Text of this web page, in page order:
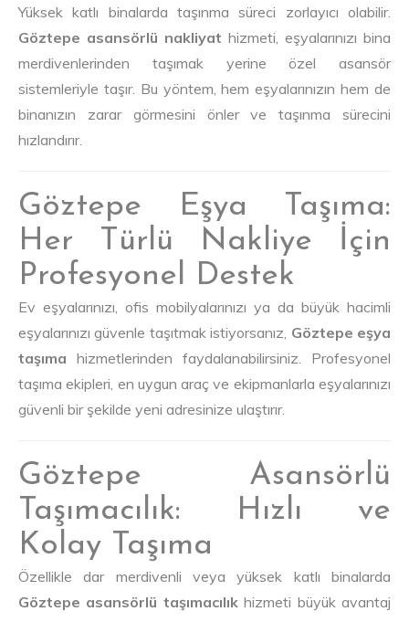
Yüksek katlı binalarda taşınma süreci zorlayıcı olabilir.
Göztepe asansörlü nakliyat hizmeti, eşyalarınızı bina
merdivenlerinden taşımak yerine özel asansör
sistemleriyle taşır. Bu yöntem, hem eşyalarınızın hem de
binanızın zarar görmesini önler ve taşınma sürecini
hızlandırır.
Göztepe Eşya Taşıma:
Her Türlü Nakliye İçin
Profesyonel Destek
Ev eşyalarınızı, ofis mobilyalarınızı ya da büyük hacimli
eşyalarınızı güvenle taşıtmak istiyorsanız, Göztepe eşya
taşıma hizmetlerinden faydalanabilirsiniz. Profesyonel
taşıma ekipleri, en uygun araç ve ekipmanlarla eşyalarınızı
güvenli bir şekilde yeni adresinize ulaştırır.
Göztepe Asansörlü
Taşımacılık: Hızlı ve
Kolay Taşıma
Özellikle dar merdivenli veya yüksek katlı binalarda
Göztepe asansörlü taşımacılıkhizmeti büyük avantaj